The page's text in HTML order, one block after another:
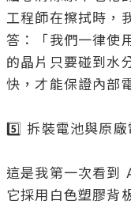
工程師在擦拭時，
答：「我們一律使
的晶片只要碰到水
快，才能保證內部
5️⃣ 拆裝電池與原
這是我第一次看到
它採用白色塑膠背